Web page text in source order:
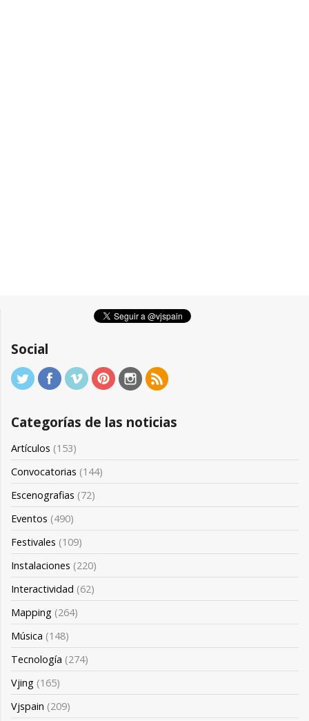
Social
Categorías de las noticias
Artículos (153)
Convocatorias (144)
Escenografias (72)
Eventos (490)
Festivales (109)
Instalaciones (220)
Interactividad (62)
Mapping (264)
Música (148)
Tecnología (274)
Vjing (165)
Vjspain (209)